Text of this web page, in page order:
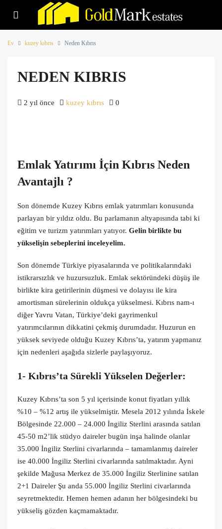
Ev kuzey kıbrıs Neden Kıbrıs
NEDEN KIBRIS
2 yıl önce kuzey kıbrıs 0
Emlak Yatırımı İçin Kıbrıs Neden
Avantajlı ?
Son dönemde Kuzey Kıbrıs emlak yatırımları konusunda
parlayan bir yıldız oldu. Bu parlamanın altyapısında tabi ki
eğitim ve turizm yatırımları yatıyor. Gelin birlikte bu
yükselişin sebeplerini inceleyelim.
Son dönemde Türkiye piyasalarında ve politikalarındaki
istikrarsızlık ve huzursuzluk. Emlak sektöründeki düşüş ile
birlikte kira getirilerinin düşmesi ve dolayısı ile kira
amortisman sürelerinin oldukça yükselmesi. Kıbrıs nam-ı
diğer Yavru Vatan, Türkiye’deki gayrimenkul
yatırımcılarının dikkatini çekmiş durumdadır. Huzurun en
yüksek seviyede olduğu Kuzey Kıbrıs’ta, yatırım yapmanız
için nedenleri aşağıda sizlerle paylaşıyoruz.
1- Kıbrıs’ta Sürekli Yükselen Değerler:
Kuzey Kıbrıs’ta son 5 yıl içerisinde konut fiyatları yıllık
%10 – %12 artış ile yükselmiştir. Mesela 2012 yılında İskele
Bölgesinde 22.000 – 24.000 İngiliz Sterlini arasında satılan
45-50 m2’lik stüdyo daireler bugün inşa halinde olanlar
35.000 İngiliz Sterlini civarlarında – tamamlanmış daireler
ise 40.000 İngiliz Sterlini civarlarında satılmaktadır. Ayni
şekilde Mağusa Merkez de 35.000 İngiliz Sterlinine satılan
2+1 Daireler Şu anda 55.000 İngiliz Sterlini civarlarında
seyretmektedir. Hemen hemen adanın her bölgesindeki bu
yükseliş gözden kaçmamaktadır.